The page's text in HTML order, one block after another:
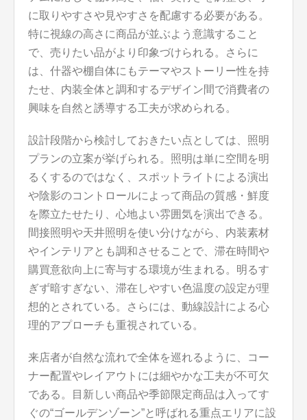
に取りやすさや見やすさを配慮する必要がある。
特に視線の高さに商品が並ぶよう意識すること
で、売りたい品がより印象づけられる。さらに
は、什器や棚自体にもテーマやストーリー性を持
たせ、内装全体と調和するデザイン間で消費者の
興味を自然と誘導する工夫が求められる。
設計段階から検討しておきたい点としては、照明
プランの立案が挙げられる。照明は単に空間を明
るくするのではなく、スポットライトによる演出
や陰影のコントロールによって商品の質感・鮮度
を際立たせたり、心地よい雰囲気を演出できる。
間接照明や天井照明を使い分けながら、内装素材
やインテリアとも調和させることで、滞在時間や
購買意欲向上に寄与する環境が生まれる。明るす
ぎず暗すぎない、滞在しやすい色温度の設定が理
想的とされている。さらには、動線設計による心
理的アプローチも重視されている。
来店者が自然な流れで全体を巡れるように、コー
ナー配置やレイアウトには細やかな工夫が不可欠
である。目新しい商品や季節限定商品は入ってす
ぐの“ゴールデンゾーン”と呼ばれる重点エリアに設